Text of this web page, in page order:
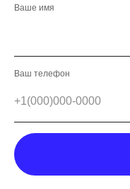
Ваше имя
Ваш телефон